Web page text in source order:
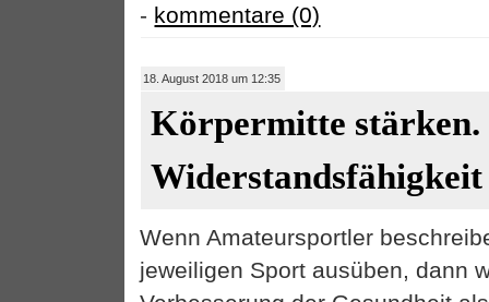
- kommentare (0)
18. August 2018 um 12:35
Körpermitte stärken.
Widerstandsfähigkeit
Wenn Amateursportler
jeweiligen Sport ausüben, dann